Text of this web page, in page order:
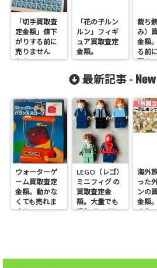
「切手買取査
定金額」値下
がりする前に
売りません
か？
「花の子ルン
ルン」フィギ
ュア買取査定
金額。
裁ち
み）
金額
る前
下さ
最新記事 -
ウォーターゲ
ーム買取査定
金額。動かな
くても売れま
す！
LEGO（レゴ）
ミニフィグ の
買取査定金
額。大量でも
壊れていても
海外
った
ンの
金額
きな